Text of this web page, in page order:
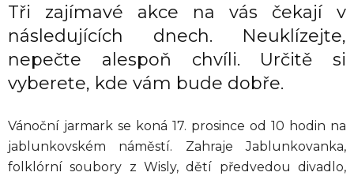
Tři zajímavé akce na vás čekají v
následujících dnech. Neuklízejte,
nepečte alespoň chvíli. Určitě si
vyberete, kde vám bude dobře.
Vánoční jarmark se koná 17. prosince od 10 hodin na
jablunkovském náměstí. Zahraje Jablunkovanka,
folklórní soubory z Wisly, dětí předvedou divadlo,